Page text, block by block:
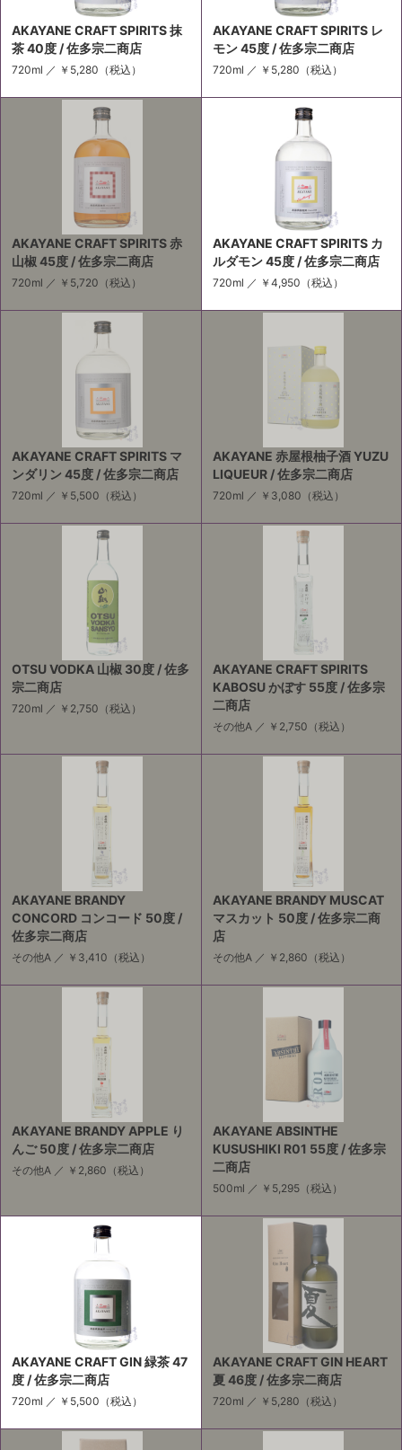
AKAYANE CRAFT SPIRITS 抹
茶 40度 / 佐多宗二商店
720ml ／ ￥5,280 （税込）
AKAYANE CRAFT SPIRITS レ
モン 45度 / 佐多宗二商店
720ml ／ ￥5,280 （税込）
AKAYANE CRAFT SPIRITS 赤
山椒 45度 / 佐多宗二商店
720ml ／ ￥5,720 （税込）
AKAYANE CRAFT SPIRITS カ
ルダモン 45度 / 佐多宗二商店
720ml ／ ￥4,950 （税込）
AKAYANE CRAFT SPIRITS マ
ンダリン 45度 / 佐多宗二商店
720ml ／ ￥5,500 （税込）
AKAYANE 赤屋根柚子酒 YUZU
LIQUEUR / 佐多宗二商店
720ml ／ ￥3,080 （税込）
OTSU VODKA 山椒 30度 / 佐多
宗二商店
720ml ／ ￥2,750 （税込）
AKAYANE CRAFT SPIRITS
KABOSU かぼす 55度 / 佐多宗
二商店
その他A ／ ￥2,750 （税込）
AKAYANE BRANDY
CONCORD コンコード 50度 /
佐多宗二商店
その他A ／ ￥3,410 （税込）
AKAYANE BRANDY MUSCAT
マスカット 50度 / 佐多宗二商
店
その他A ／ ￥2,860 （税込）
AKAYANE BRANDY APPLE り
んご 50度 / 佐多宗二商店
その他A ／ ￥2,860 （税込）
AKAYANE ABSINTHE
KUSUSHIKI R01 55度 / 佐多宗
二商店
500ml ／ ￥5,295（税込）
AKAYANE CRAFT GIN 緑茶 47
度 / 佐多宗二商店
720ml ／ ￥5,500 （税込）
AKAYANE CRAFT GIN HEART
夏 46度 / 佐多宗二商店
720ml ／ ￥5,280 （税込）